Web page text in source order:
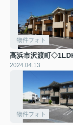
物件フォト
高浜市沢渡町
2024.04.13
物件フォト